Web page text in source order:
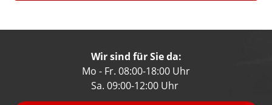
Wir sind für Sie da:
Mo - Fr. 08:00-18:00 Uhr
Sa. 09:00-12:00 Uhr